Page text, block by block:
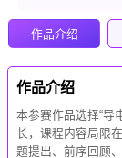
作品介绍
作品介绍
本参赛作品选择“导
长，课程内容局限
题提出、前序回顾